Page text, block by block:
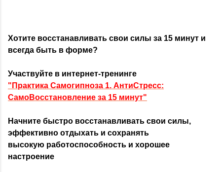
Хотите восстанавливать свои силы за 15 минут и
всегда быть в форме?
Участвуйте в интернет-тренинге
"Практика Самогипноза 1. АнтиСтресс:
СамоВосстановление за 15 минут"
Начните быстро восстанавливать свои силы,
эффективно отдыхать и сохранять
высокую работоспособность и хорошее
настроение